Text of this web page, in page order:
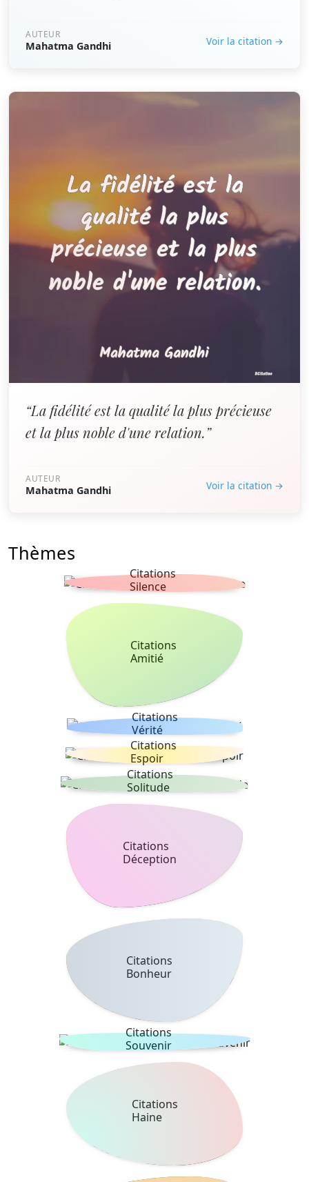
AUTEUR
Mahatma Gandhi Voir la citation →
“La fidélité est la qualité la plus précieuse
et la plus noble d'une relation.”
AUTEUR
Mahatma Gandhi Voir la citation →
Thèmes
Citations
Silence
Citations
Amitié
Citations
Vérité
Citations
Espoir
Citations
Solitude
Citations
Déception
Citations
Bonheur
Citations
Souvenir
Citations
Haine